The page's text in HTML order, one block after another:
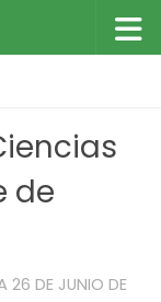
de
26 DE JUNIO DE